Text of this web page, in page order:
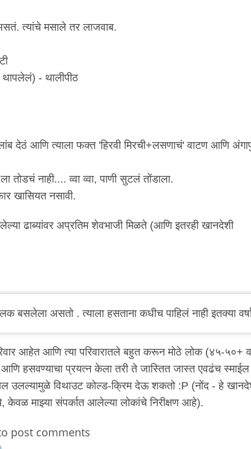
त्यांचे मसाले तर लाजवाब.
थापलेलं) - थालीपीठ
देठं आणि त्याला फक्त 'हिरवी मिरची+लसणाचं' वाटण आणि
तोडचं नाही.... व्वा व्वा, पाणी सुटलं तोंडाला.
खासियत नसावी.
ढाब्यांवर अप्रतिम शेवभाजी मिळते (आणि इतरही खानदेशी
बसलेला असतो . त्याला हसताना कधीच पाहिलं नाही इतक्या
आहेत आणि त्या परिवारातले बहुत करून मोठे लोक (४५-५०+
हसवण्याचा प्रयत्न केला तरी ते जास्तित जास्त एवढंच स्माईल
उलल्यामुळे विथाउट कोल्ड-क्रिम देऊ शकतो :P (नोंद - हे
केवळ माझ्या संपर्कात आलेल्या लोकांचे निरीक्षण आहे).
post comments